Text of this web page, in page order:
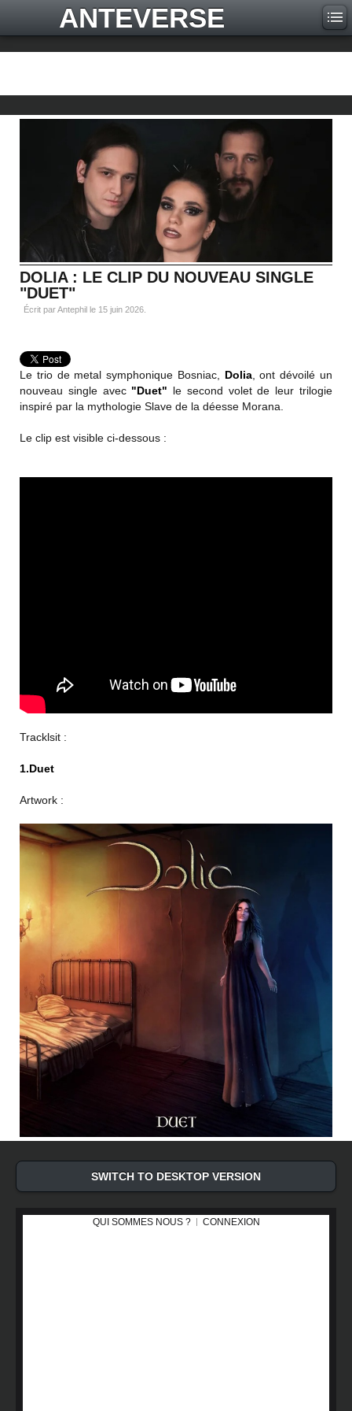
ANTEVERSE
DOLIA : LE CLIP DU NOUVEAU SINGLE
"DUET"
Écrit par Antephil le 15 juin 2026
Le trio de metal symphonique Bosniac, Dolia, ont dévoilé un
nouveau single avec"Duet" le second volet de leur trilogie
inspiré par la mythologie Slave de la déesse Morana.
Le clip est visible ci-dessous :
Tracklsit :
1.Duet
Artwork :
SWITCH TO DESKTOP VERSION
QUI SOMMES NOUS ? CONNEXION